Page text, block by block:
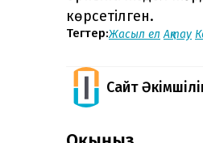
көрсетілген.
Тегтер:Жасыл ел Ақтау
Сайт